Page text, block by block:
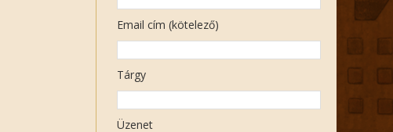
Email cím (kötelező)
Tárgy
Üzenet